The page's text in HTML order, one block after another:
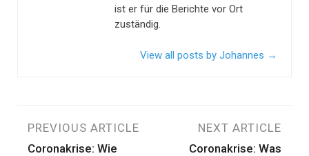
ist er für die Berichte vor Ort
zuständig.
View all posts by Johannes →
Beitragsnavigation
PREVIOUS ARTICLE
Coronakrise: Wie
NEXT ARTICLE
Coronakrise: Was